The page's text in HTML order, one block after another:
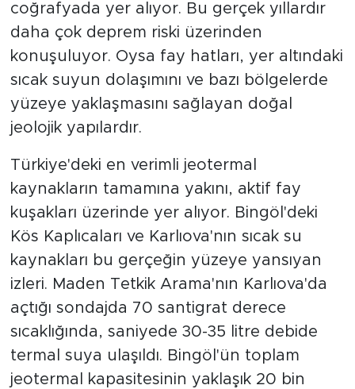
coğrafyada yer alıyor. Bu gerçek yıllardır
daha çok deprem riski üzerinden
konuşuluyor. Oysa fay hatları, yer altındaki
sıcak suyun dolaşımını ve bazı bölgelerde
yüzeye yaklaşmasını sağlayan doğal
jeolojik yapılardır.
Türkiye'deki en verimli jeotermal
kaynakların tamamına yakını, aktif fay
kuşakları üzerinde yer alıyor. Bingöl'deki
Kös Kaplıcaları ve Karlıova'nın sıcak su
kaynakları bu gerçeğin yüzeye yansıyan
izleri. Maden Tetkik Arama'nın Karlıova'da
açtığı sondajda 70 santigrat derece
sıcaklığında, saniyede 30-35 litre debide
termal suya ulaşıldı. Bingöl'ün toplam
jeotermal kapasitesinin yaklaşık 20 bin